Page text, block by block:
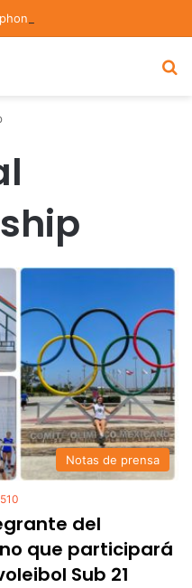
Notas de prensa
del
que participará
Sub 21